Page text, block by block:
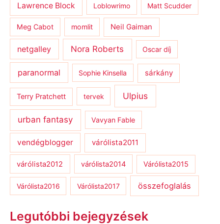
Lawrence Block Loblowrimo Matt Scudder
Meg Cabot momlit Neil Gaiman
netgalley Nora Roberts Oscar díj
paranormal Sophie Kinsella sárkány
Terry Pratchett tervek Ulpius
urban fantasy Vavyan Fable
vendégblogger várólista2011
várólista2012 várólista2014 Várólista2015
Várólista2016 Várólista2017 összefoglalás
Legutóbbi bejegyzések